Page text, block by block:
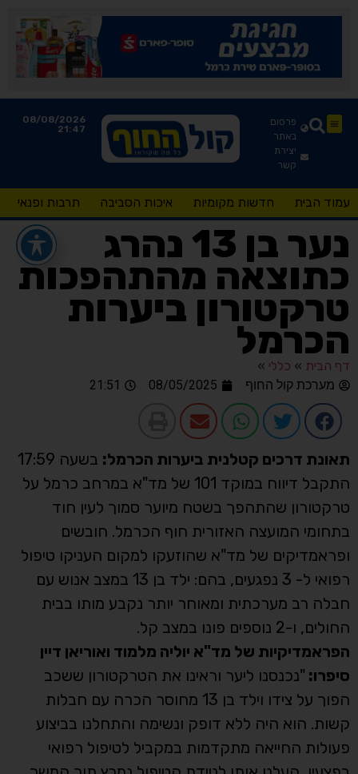
פרסום
באתר
יצירת
קשר
08/08/2026
21:47
עמוד הבית חדשות מקומיות איכות הסביבה תרבות ופנאי
נער בן 13 נהרג
כתוצאה מהתהפכות
טרקטורון ביערות
הכרמל
דף הבית » כללי »
מערכת קול החוף
08/05/2025
21:51
תאונת דרכים קטלנית ביערות הכרמל:
בשעה 17:59
התקבל דיווח במוקד 101 של מד"א במרחב כרמל על
טרקטורון שהתהפך בשטח מיוער סמוך לעין חוד
בתחומי המועצה האזורית חוף הכרמל. חובשים
ופראמדיקים של מד"א שהוזעקו למקום העניקו טיפול
רפואי ל- 3 נפגעים, בהם: ילד בן 13 במצב אנוש עם
חבלה רב מערכתית ומאוחר יותר נקבע מותו בבית
החולים, ו-2 נוספים פונו במצב קל.
הפראמדיקיות של מד"א יוליה מלמוד ואוריאן דיין
סיפרו: "נכנסנו ליער וראינו את הטרקטורון ששכב
הפוך על צידו וילד בן 13 מחוסר הכרה עם חבלות
קשות. הוא היה ללא דופק ונשימה והתחלנו בביצוע
פעולות החייאה מתקדמות במקביל לטיפול רפואי